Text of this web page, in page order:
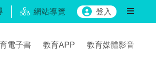
網站導覽 登入
電子書 教育APP 教育媒體影音